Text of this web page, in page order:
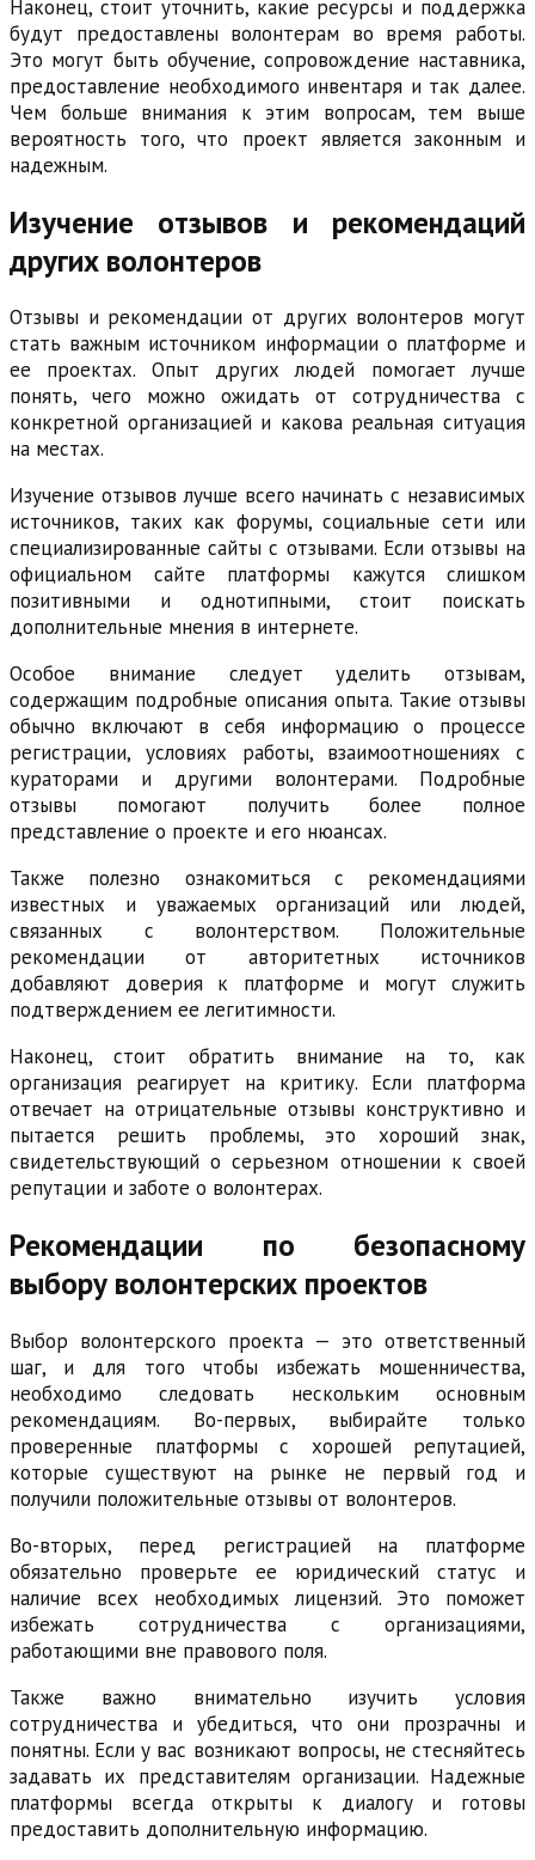
Наконец, стоит уточнить, какие ресурсы и поддержка
будут предоставлены волонтерам во время работы.
Это могут быть обучение, сопровождение наставника,
предоставление необходимого инвентаря и так далее.
Чем больше внимания к этим вопросам, тем выше
вероятность того, что проект является законным и
надежным.
Изучение отзывов и рекомендаций
других волонтеров
Отзывы и рекомендации от других волонтеров могут
стать важным источником информации о платформе и
ее проектах. Опыт других людей помогает лучше
понять, чего можно ожидать от сотрудничества с
конкретной организацией и какова реальная ситуация
на местах.
Изучение отзывов лучше всего начинать с независимых
источников, таких как форумы, социальные сети или
специализированные сайты с отзывами. Если отзывы на
официальном сайте платформы кажутся слишком
позитивными и однотипными, стоит поискать
дополнительные мнения в интернете.
Особое внимание следует уделить отзывам,
содержащим подробные описания опыта. Такие отзывы
обычно включают в себя информацию о процессе
регистрации, условиях работы, взаимоотношениях с
кураторами и другими волонтерами. Подробные
отзывы помогают получить более полное
представление о проекте и его нюансах.
Также полезно ознакомиться с рекомендациями
известных и уважаемых организаций или людей,
связанных с волонтерством. Положительные
рекомендации от авторитетных источников
добавляют доверия к платформе и могут служить
подтверждением ее легитимности.
Наконец, стоит обратить внимание на то, как
организация реагирует на критику. Если платформа
отвечает на отрицательные отзывы конструктивно и
пытается решить проблемы, это хороший знак,
свидетельствующий о серьезном отношении к своей
репутации и заботе о волонтерах.
Рекомендации по безопасному
выбору волонтерских проектов
Выбор волонтерского проекта — это ответственный
шаг, и для того чтобы избежать мошенничества,
необходимо следовать нескольким основным
рекомендациям. Во-первых, выбирайте только
проверенные платформы с хорошей репутацией,
которые существуют на рынке не первый год и
получили положительные отзывы от волонтеров.
Во-вторых, перед регистрацией на платформе
обязательно проверьте ее юридический статус и
наличие всех необходимых лицензий. Это поможет
избежать сотрудничества с организациями,
работающими вне правового поля.
Также важно внимательно изучить условия
сотрудничества и убедиться, что они прозрачны и
понятны. Если у вас возникают вопросы, не стесняйтесь
задавать их представителям организации. Надежные
платформы всегда открыты к диалогу и готовы
предоставить дополнительную информацию.